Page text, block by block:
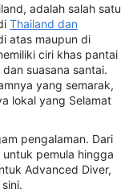
adalah salah satu
Thailand dan
atas maupun di
ciri khas pantai
suasana santai.
yang semarak,
lokal yang Selamat
pengalaman. Dari
pemula hingga
Advanced Diver,